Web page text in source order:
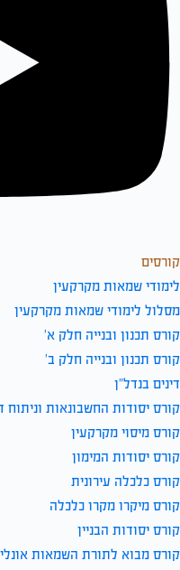
קורסים
לימודי שמאות מקרקעין
מסלול לימודי שמאות מקרקעין
קורס תכנון ובנייה חלק א’
קורס תכנון ובנייה חלק ב’
דינים בנדל”ן
קורס יסודות החשבונאות וניתוח
קורס מיסוי מקרקעין
קורס יסודות המימון
קורס כלכלה עירונית
קורס מיקרו מקרו כלכלה
קורס יסודות הבניין
קורס מבוא לתורת השמאות